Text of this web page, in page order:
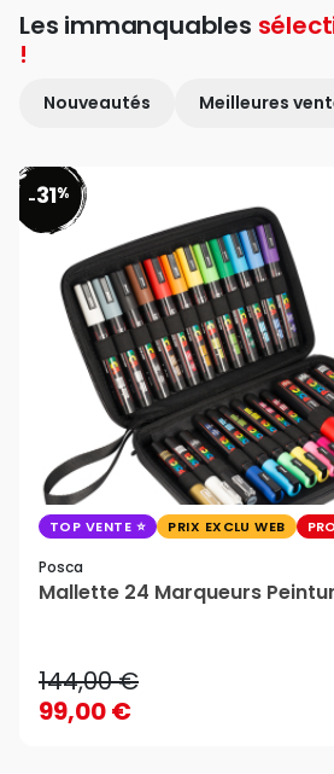
Les immanquables
!
Nouveautés Meilleures
-31%
TOP VENTE PRIX EXCLU WEB
Posca
Mallette 24 Marqueurs
144,00 €
99,00 €